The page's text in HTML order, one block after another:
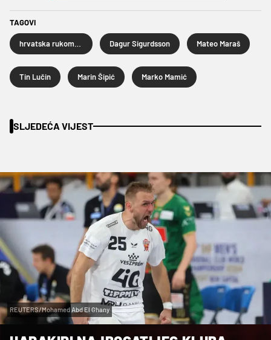
TAGOVI
Dagur Sigurdsson Mateo Maraš
Tin Lučin Marin Šipić Marko Mamić
SLJEDEĆA VIJEST
REUTERS/Mohamed Abd El Ghany